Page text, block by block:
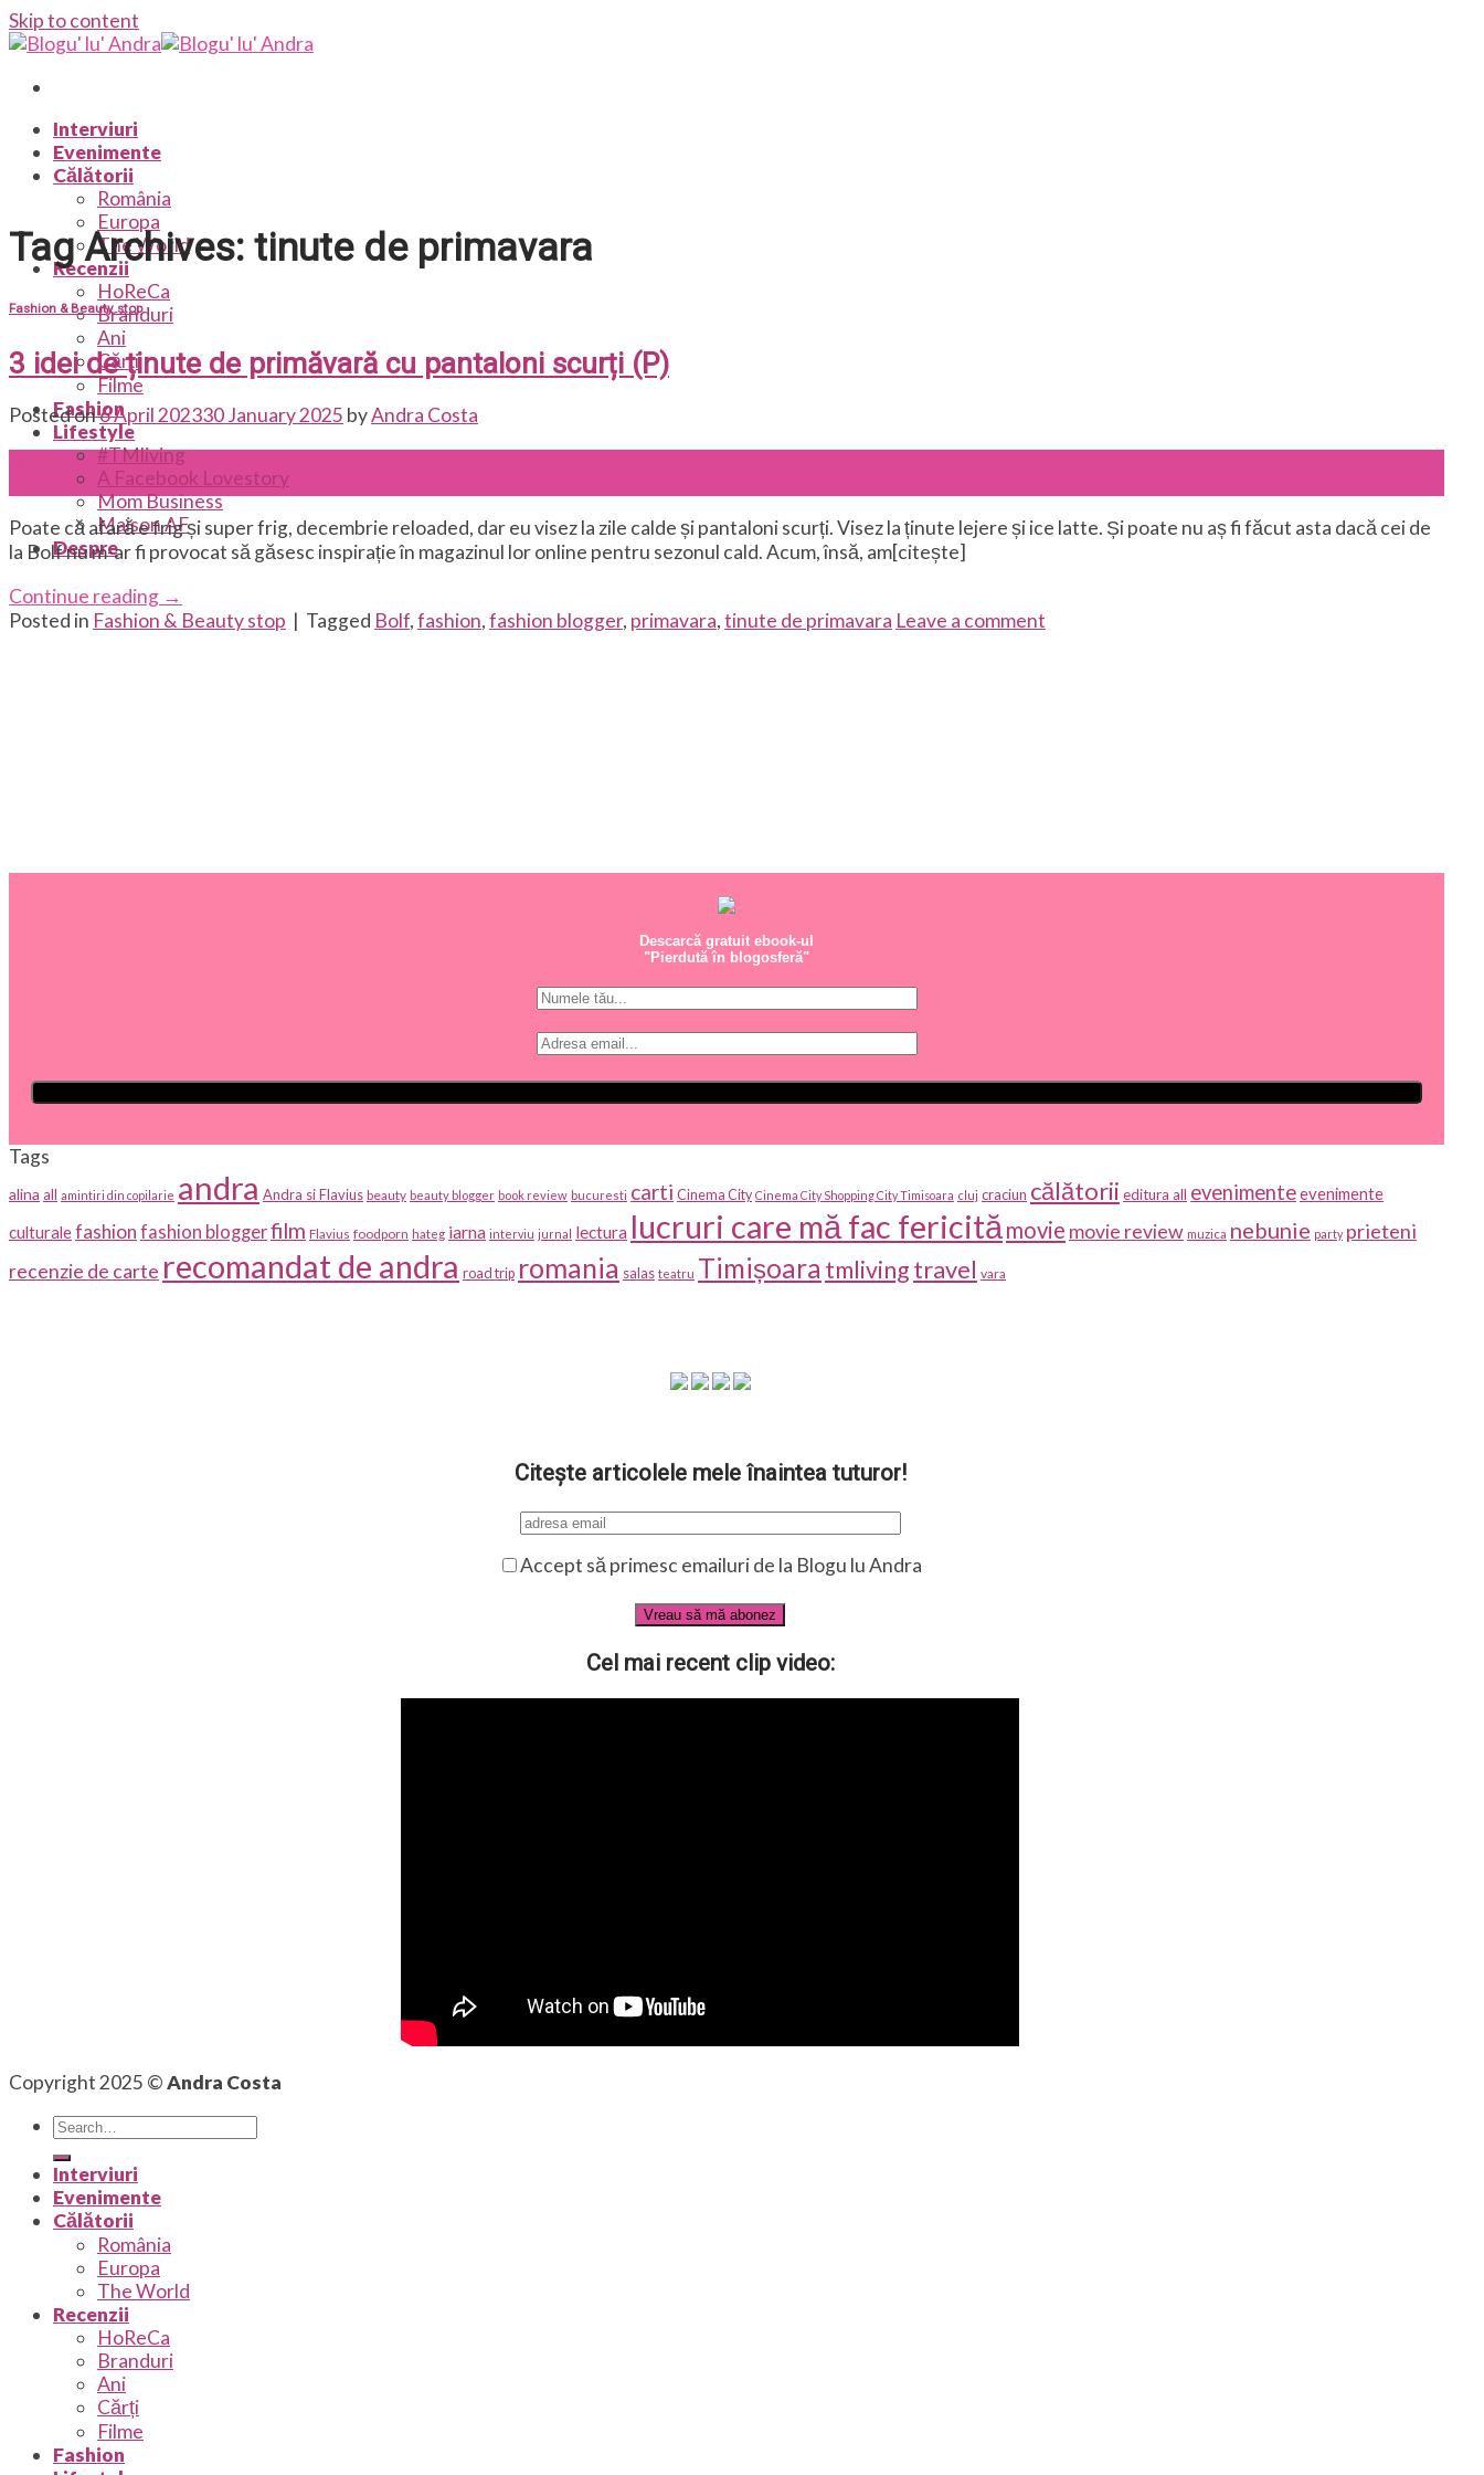
Skip to content
Interviuri
Evenimente
Călătorii
România
Europa
The World
Recenzii
HoReCa
Branduri
Ani
Cărți
Filme
Fashion
Lifestyle
#TMliving
A Facebook Lovestory
Mom Business
Maison AF
Despre
Tag Archives: tinute de primavara
Fashion & Beauty stop
3 idei de ținute de primăvară cu pantaloni scurți (P)
Posted on6 April 202330 January 2025 byAndra Costa
Poate că afară e frig și super frig, decembrie reloaded, dar eu visez la zile calde și pantaloni scurți. Visez la ținute lejere și ice latte. Și poate nu aș fi făcut asta dacă cei de
la Bolf nu m-ar fi provocat să găsesc inspirație în magazinul lor online pentru sezonul cald. Acum, însă, am[citește]
Continue reading →
Posted in Fashion & Beauty stop | Tagged Bolf,fashion,fashion blogger, primavara,tinute de primavara Leave a comment
Descarcă gratuit ebook-ul
"Pierdută în blogosferă"
Tags
alina all amintiri din copilarie andra Andra si Flavius beauty beauty blogger book review bucuresti carti Cinema City Cinema City Shopping City Timisoara cluj craciun călătorii editura all evenimenteevenimente
culturalefashion fashion bloggerfilm Flavius foodporn hateg iarna interviu jurnal lectura lucruri care mă fac fericitămovie movie review muzica nebunie party prieteni
recenzie de carte recomandat de andra road trip romania salas teatru Timișoara tmlivingtravel vara
Citește articolele mele înaintea tuturor!
Accept să primesc emailuri de la Blogu lu Andra
Cel mai recent clip video:
Copyright 2025 ©Andra Costa
Interviuri
Evenimente
Călătorii
România
Europa
The World
Recenzii
HoReCa
Branduri
Ani
Cărți
Filme
Fashion